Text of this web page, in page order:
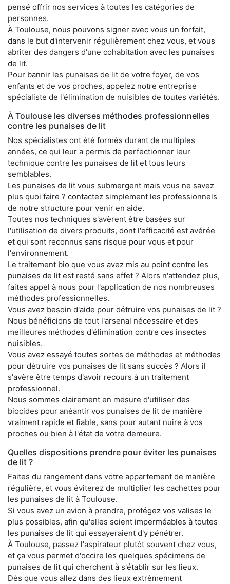
pensé offrir nos services à toutes les catégories de
personnes.
À Toulouse, nous pouvons signer avec vous un forfait,
dans le but d'intervenir régulièrement chez vous, et vous
abriter des dangers d'une cohabitation avec les punaises
de lit.
Pour bannir les punaises de lit de votre foyer, de vos
enfants et de vos proches, appelez notre entreprise
spécialiste de l'élimination de nuisibles de toutes variétés.
À Toulouse les diverses méthodes professionnelles
contre les punaises de lit
Nos spécialistes ont été formés durant de multiples
années, ce qui leur a permis de perfectionner leur
technique contre les punaises de lit et tous leurs
semblables.
Les punaises de lit vous submergent mais vous ne savez
plus quoi faire ? contactez simplement les professionnels
de notre structure pour venir en aide.
Toutes nos techniques s'avèrent être basées sur
l'utilisation de divers produits, dont l'efficacité est avérée
et qui sont reconnus sans risque pour vous et pour
l'environnement.
Le traitement bio que vous avez mis au point contre les
punaises de lit est resté sans effet ? Alors n'attendez plus,
faites appel à nous pour l'application de nos nombreuses
méthodes professionnelles.
Vous avez besoin d'aide pour détruire vos punaises de lit ?
Nous bénéficions de tout l'arsenal nécessaire et des
meilleures méthodes d'élimination contre ces insectes
nuisibles.
Vous avez essayé toutes sortes de méthodes et méthodes
pour détruire vos punaises de lit sans succès ? Alors il
s'avère être temps d'avoir recours à un traitement
professionnel.
Nous sommes clairement en mesure d'utiliser des
biocides pour anéantir vos punaises de lit de manière
vraiment rapide et fiable, sans pour autant nuire à vos
proches ou bien à l'état de votre demeure.
Quelles dispositions prendre pour éviter les punaises
de lit ?
Faites du rangement dans votre appartement de manière
régulière, et vous éviterez de multiplier les cachettes pour
les punaises de lit à Toulouse.
Si vous avez un avion à prendre, protégez vos valises le
plus possibles, afin qu'elles soient imperméables à toutes
les punaises de lit qui essayeraient d'y pénétrer.
À Toulouse, passez l'aspirateur plutôt souvent chez vous,
et ça vous permet d'occire les quelques spécimens de
punaises de lit qui cherchent à s'établir sur les lieux.
Dès que vous allez dans des lieux extrêmement